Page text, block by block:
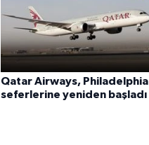
Qatar Airways, Philadelphia
seferlerine yeniden başladı